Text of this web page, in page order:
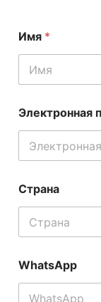
Имя *
о
о
щ
н
и
е
л
к
Электронная
Страна
WhatsApp